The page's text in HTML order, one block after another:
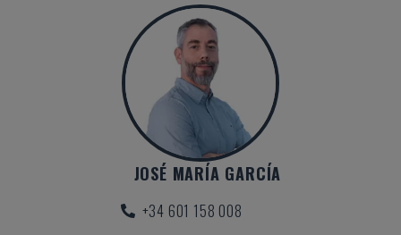
JOSÉ MARÍA GARCÍA
+34 601 158 008